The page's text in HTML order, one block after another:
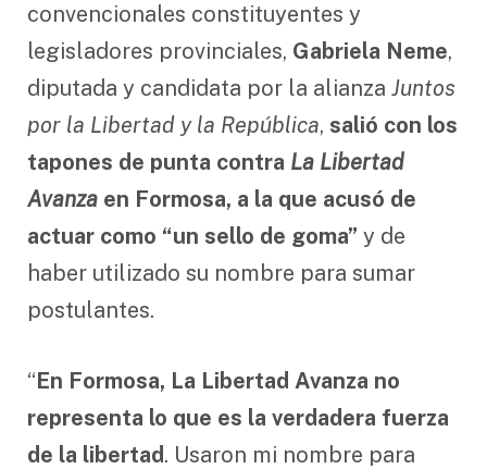
convencionales constituyentes y
legisladores provinciales, Gabriela Neme,
diputada y candidata por la alianza Juntos
por la Libertad y la República, salió con los
tapones de punta contra La Libertad
Avanza en Formosa, a la que acusó de
actuar como “un sello de goma” y de
haber utilizado su nombre para sumar
postulantes.
“En Formosa, La Libertad Avanza no
representa lo que es la verdadera fuerza
de la libertad. Usaron mi nombre para